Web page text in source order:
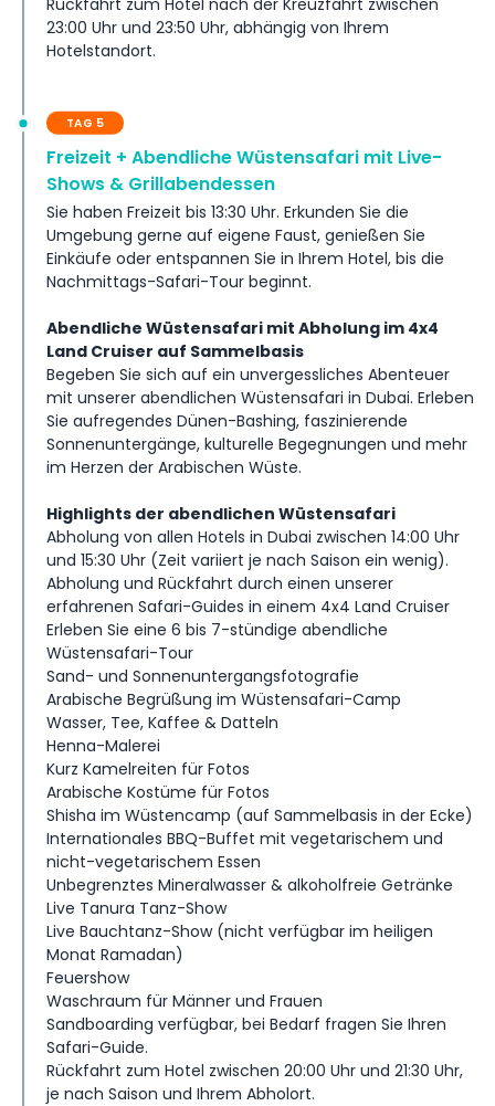
Rückfahrt zum Hotel nach der Kreuzfahrt zwischen
23:00 Uhr und 23:50 Uhr, abhängig von Ihrem
Hotelstandort.
TAG 5
Freizeit + Abendliche Wüstensafari mit Live-
Shows & Grillabendessen
Sie haben Freizeit bis 13:30 Uhr. Erkunden Sie die
Umgebung gerne auf eigene Faust, genießen Sie
Einkäufe oder entspannen Sie in Ihrem Hotel, bis die
Nachmittags-Safari-Tour beginnt.
Abendliche Wüstensafari mit Abholung im 4x4
Land Cruiser auf Sammelbasis
Begeben Sie sich auf ein unvergessliches Abenteuer
mit unserer abendlichen Wüstensafari in Dubai. Erleben
Sie aufregendes Dünen-Bashing, faszinierende
Sonnenuntergänge, kulturelle Begegnungen und mehr
im Herzen der Arabischen Wüste.
Highlights der abendlichen Wüstensafari
Abholung von allen Hotels in Dubai zwischen 14:00 Uhr
und 15:30 Uhr (Zeit variiert je nach Saison ein wenig).
Abholung und Rückfahrt durch einen unserer
erfahrenen Safari-Guides in einem 4x4 Land Cruiser
Erleben Sie eine 6 bis 7-stündige abendliche
Wüstensafari-Tour
Sand- und Sonnenuntergangsfotografie
Arabische Begrüßung im Wüstensafari-Camp
Wasser, Tee, Kaffee & Datteln
Henna-Malerei
Kurz Kamelreiten für Fotos
Arabische Kostüme für Fotos
Shisha im Wüstencamp (auf Sammelbasis in der Ecke)
Internationales BBQ-Buffet mit vegetarischem und
nicht-vegetarischem Essen
Unbegrenztes Mineralwasser & alkoholfreie Getränke
Live Tanura Tanz-Show
Live Bauchtanz-Show (nicht verfügbar im heiligen
Monat Ramadan)
Feuershow
Waschraum für Männer und Frauen
Sandboarding verfügbar, bei Bedarf fragen Sie Ihren
Safari-Guide.
Rückfahrt zum Hotel zwischen 20:00 Uhr und 21:30 Uhr,
je nach Saison und Ihrem Abholort.